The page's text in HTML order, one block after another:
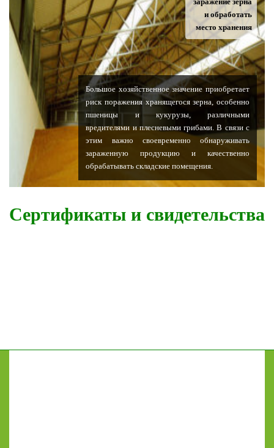
и обработать
место хранения
Большое хозяйственное значение приобретает
риск поражения хранящегося зерна, особенно
пшеницы и кукурузы, различными
вредителями и плесневыми грибами. В связи с
этим важно своевременно обнаруживать
зараженную продукцию и качественно
обрабатывать складские помещения.
Сертификаты и свидетельства